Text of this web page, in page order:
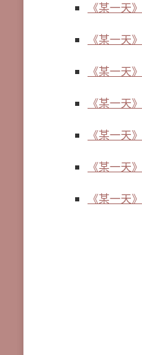
《某一天》
《某一天》
《某一天》
《某一天》
《某一天》
《某一天》
《某一天》